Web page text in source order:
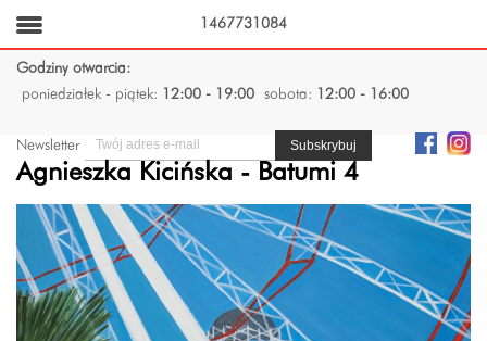
Godziny otwarcia:
poniedziałek - piątek:
12:00 - 19:00 sobota: 12:00 - 16:00
Newsletter
Agnieszka Kicińska - Batumi 4
1467731084